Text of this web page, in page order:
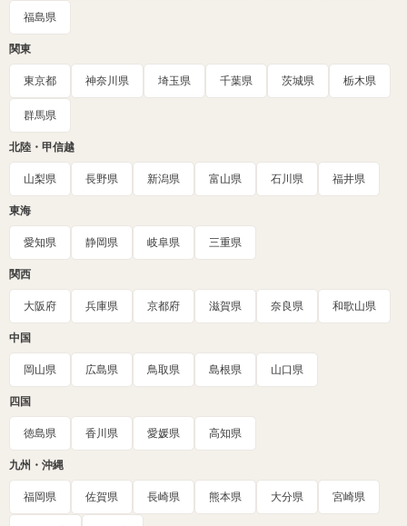
福島県
関東
東京都 神奈川県 埼玉県 千葉県 茨城県 栃木県
群馬県
北陸・甲信越
山梨県 長野県 新潟県 富山県 石川県 福井県
東海
愛知県 静岡県 岐阜県 三重県
関西
大阪府 兵庫県 京都府 滋賀県 奈良県 和歌山県
中国
岡山県 広島県 鳥取県 島根県 山口県
四国
徳島県 香川県 愛媛県 高知県
九州・沖縄
福岡県 佐賀県 長崎県 熊本県 大分県 宮崎県